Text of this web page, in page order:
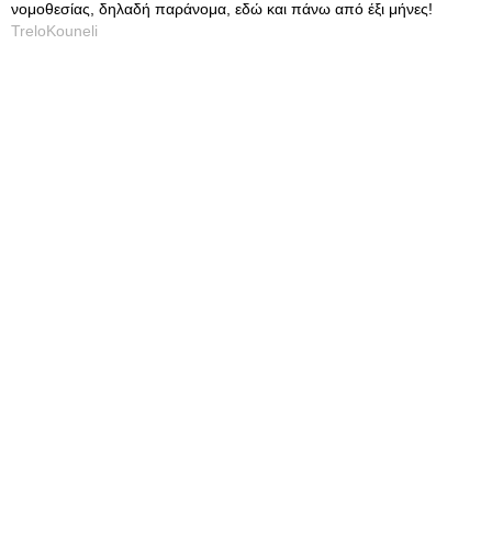
νομοθεσίας, δηλαδή παράνομα, εδώ και πάνω από έξι μήνες!
TreloKouneli